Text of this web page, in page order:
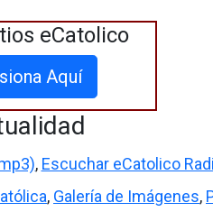
eCatolico
Aquí
, Escuchar eCatolico
, Galería de Imágenes,